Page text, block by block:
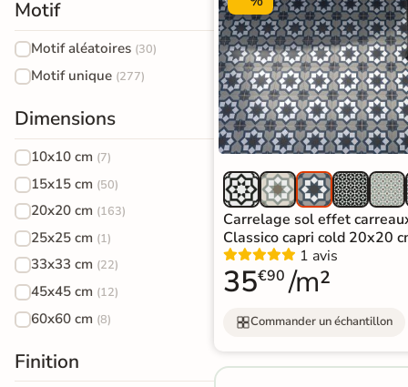
effet
pierre
naturelle
Carrelage
effet
béton
Carrelage
effet
métal
Carrelage
Carrelage
Rendu
temps
réel
Testez
Tester le
simulateur 3D
Aucune inscription requise
Motif
Motif aléatoires (30)
Motif unique (277)
Dimensions
10x10 cm (7)
15x15 cm (50)
20x20 cm (163)
25x25 cm (1)
33x33 cm (22)
45x45 cm (12)
60x60 cm (8)
Finition
Carrelage sol effet
Classico capri cold 20x20
1 avis
35€90 /m²
Commander un échantillon